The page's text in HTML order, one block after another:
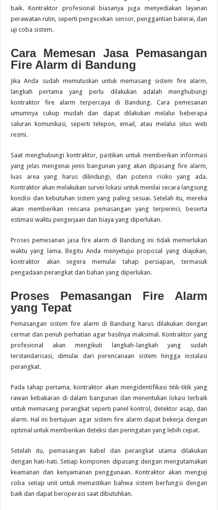
baik. Kontraktor profesional biasanya juga menyediakan layanan
perawatan rutin, seperti pengecekan sensor, penggantian baterai, dan
uji coba sistem.
Cara Memesan Jasa Pemasangan
Fire Alarm di Bandung
Jika Anda sudah memutuskan untuk memasang sistem fire alarm,
langkah pertama yang perlu dilakukan adalah menghubungi
kontraktor fire alarm terpercaya di Bandung. Cara pemesanan
umumnya cukup mudah dan dapat dilakukan melalui beberapa
saluran komunikasi, seperti telepon, email, atau melalui situs web
resmi.
Saat menghubungi kontraktor, pastikan untuk memberikan informasi
yang jelas mengenai jenis bangunan yang akan dipasang fire alarm,
luas area yang harus dilindungi, dan potensi risiko yang ada.
Kontraktor akan melakukan survei lokasi untuk menilai secara langsung
kondisi dan kebutuhan sistem yang paling sesuai. Setelah itu, mereka
akan memberikan rencana pemasangan yang terperinci, beserta
estimasi waktu pengerjaan dan biaya yang diperlukan.
Proses pemesanan jasa fire alarm di Bandung ini tidak memerlukan
waktu yang lama. Begitu Anda menyetujui proposal yang diajukan,
kontraktor akan segera memulai tahap persiapan, termasuk
pengadaan perangkat dan bahan yang diperlukan.
Proses Pemasangan Fire Alarm
yang Tepat
Pemasangan sistem fire alarm di Bandung harus dilakukan dengan
cermat dan penuh perhatian agar hasilnya maksimal. Kontraktor yang
profesional akan mengikuti langkah-langkah yang sudah
terstandarisasi, dimulai dari perencanaan sistem hingga instalasi
perangkat.
Pada tahap pertama, kontraktor akan mengidentifikasi titik-titik yang
rawan kebakaran di dalam bangunan dan menentukan lokasi terbaik
untuk memasang perangkat seperti panel kontrol, detektor asap, dan
alarm. Hal ini bertujuan agar sistem fire alarm dapat bekerja dengan
optimal untuk memberikan deteksi dan peringatan yang lebih cepat.
Setelah itu, pemasangan kabel dan perangkat utama dilakukan
dengan hati-hati. Setiap komponen dipasang dengan mengutamakan
keamanan dan kenyamanan penggunaan. Kontraktor akan menguji
coba setiap unit untuk memastikan bahwa sistem berfungsi dengan
baik dan dapat beroperasi saat dibutuhkan.